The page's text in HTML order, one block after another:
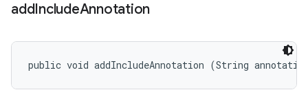
addIncludeAnnotation
public void addIncludeAnnotation (String